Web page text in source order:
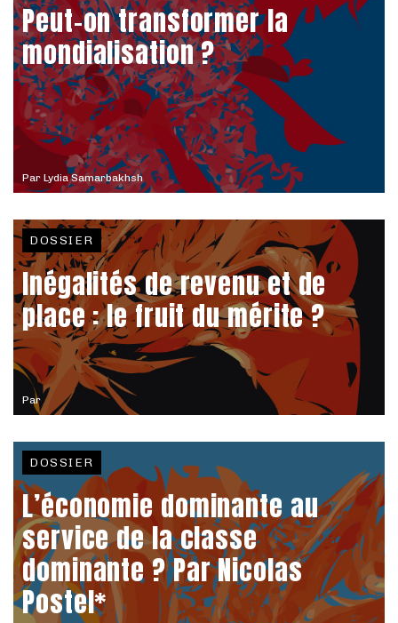
Par Lydia Samarbakhsh
Peut-on transformer la
mondialisation ?
Par
DOSSIER
Inégalités de revenu et de
place : le fruit du mérite ?
DOSSIER
L’économie dominante au
service de la classe
dominante ? Par Nicolas
Postel*